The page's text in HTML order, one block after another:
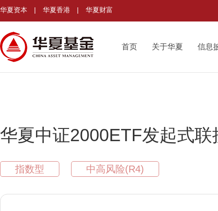
华夏资本 | 华夏香港 | 华夏财富
首页 关于华夏 信息
华夏中证2000ETF发起式联
指数型 中高风险(R4)